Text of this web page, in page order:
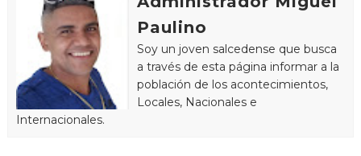
Paulino
Soy un joven salcedense que busca
a través de esta página informar a la
población de los acontecimientos,
Locales, Nacionales e
Internacionales.